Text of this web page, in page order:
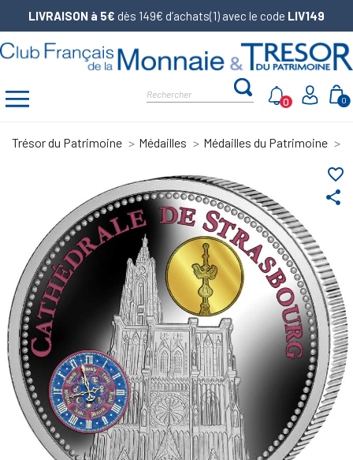
LIVRAISON à 5€ dès 149€ d’achats(1) avec le code LIV149
0
0
Trésor du Patrimoine Médailles Médailles du Patrimoine
share
favorite_border